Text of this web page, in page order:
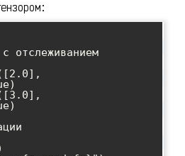
отслеживанием